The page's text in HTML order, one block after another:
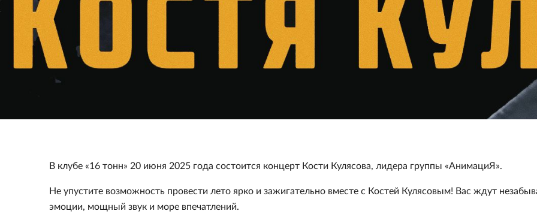
В клубе «16 тонн» 20 июня 2025 года состоится концерт Кости Кулясова, лидера группы «АнимациЯ».
Не упустите возможность провести лето ярко и зажигательно вместе с Костей Кулясовым! Вас ждут
эмоции, мощный звук и море впечатлений.